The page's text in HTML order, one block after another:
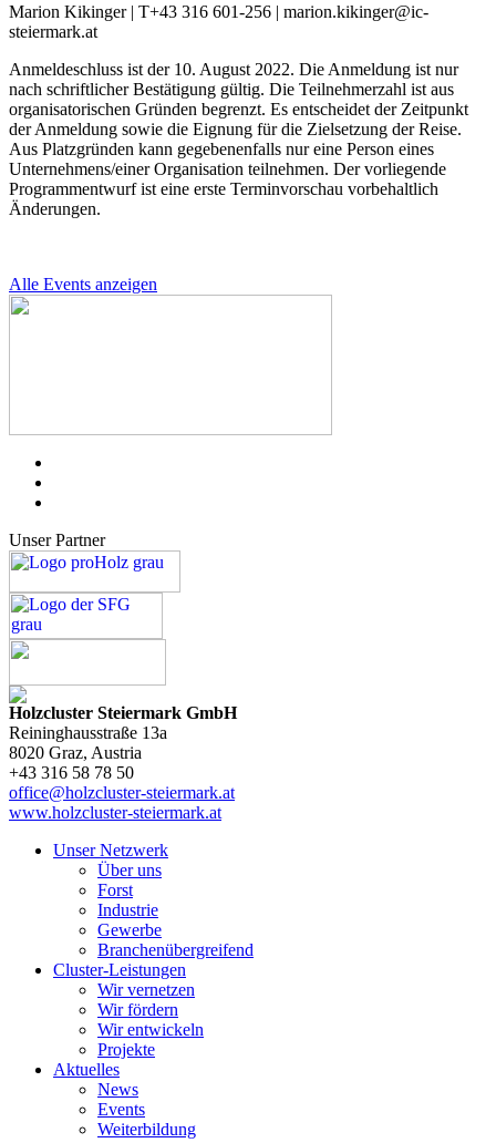
Marion Kikinger | T+43 316 601-256 | marion.kikinger@ic-
steiermark.at
Anmeldeschluss ist der 10. August 2022. Die Anmeldung ist nur
nach schriftlicher Bestätigung gültig. Die Teilnehmerzahl ist aus
organisatorischen Gründen begrenzt. Es entscheidet der Zeitpunkt
der Anmeldung sowie die Eignung für die Zielsetzung der Reise.
Aus Platzgründen kann gegebenenfalls nur eine Person eines
Unternehmens/einer Organisation teilnehmen. Der vorliegende
Programmentwurf ist eine erste Terminvorschau vorbehaltlich
Änderungen.
Alle Events anzeigen
Unser Partner
Holzcluster Steiermark GmbH
Reininghausstraße 13a
8020 Graz, Austria
+43 316 58 78 50
office@holzcluster-steiermark.at
www.holzcluster-steiermark.at
Unser Netzwerk
Über uns
Forst
Industrie
Gewerbe
Branchenübergreifend
Cluster-Leistungen
Wir vernetzen
Wir fördern
Wir entwickeln
Projekte
Aktuelles
News
Events
Weiterbildung